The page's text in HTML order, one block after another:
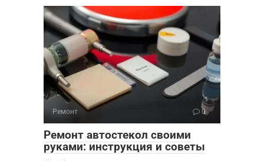
Ремонт 0
Ремонт автостекол своими
руками: инструкция и советы